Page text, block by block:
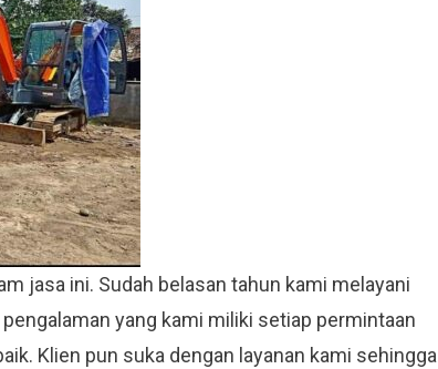
jasa ini. Sudah belasan tahun kami melayani
yang kami miliki setiap permintaan
Klien pun suka dengan layanan kami sehingga